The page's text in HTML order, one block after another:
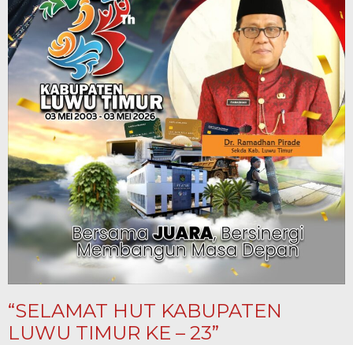
“SELAMAT HUT KABUPATEN
LUWU TIMUR KE – 23”